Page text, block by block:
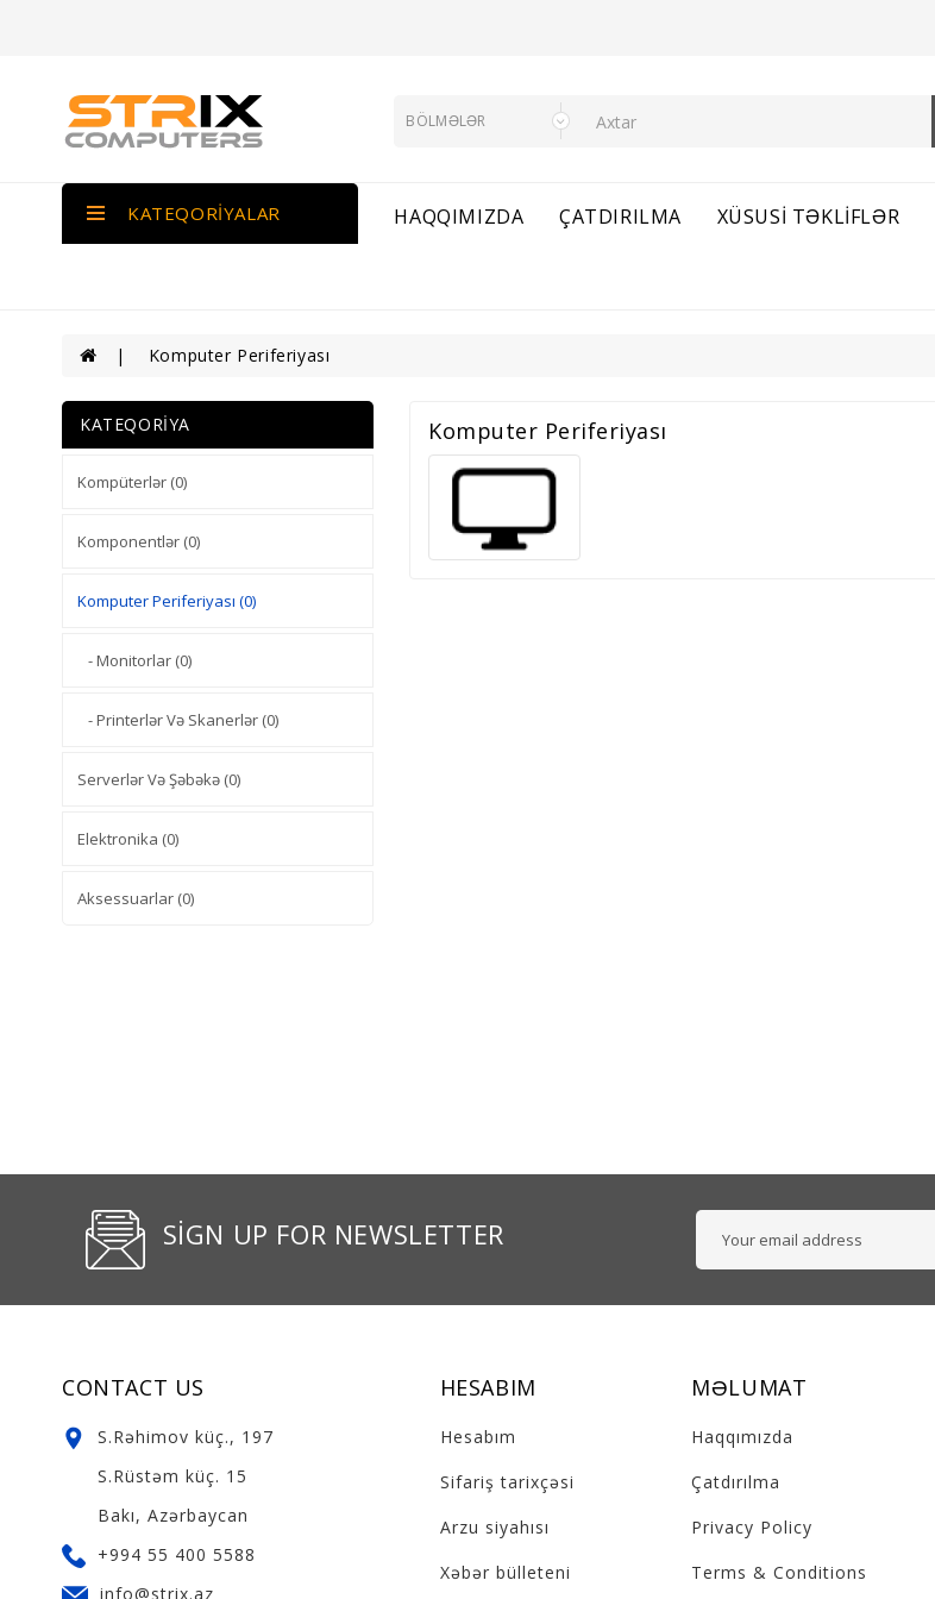
KATEQORIYALAR HAQQIMIZDA ÇATDIRILMA XÜSUSI TƏKLIFLƏR
Komputer Periferiyası
KATEQORIYA
Kompüterlər (0)
Komponentlər (0)
Komputer Periferiyası (0)
- Monitorlar (0)
- Printerlər Və Skanerlər (0)
Serverlər Və Şəbəkə (0)
Elektronika (0)
Aksessuarlar (0)
Komputer Periferiyası
SIGN UP FOR NEWSLETTER
CONTACT US
S.Rəhimov küç., 197
S.Rüstəm küç. 15
Bakı, Azərbaycan
+994 55 400 5588
info@strix.az
HESABIM
Hesabım
Sifariş tarixçəsi
Arzu siyahısı
Xəbər bülleteni
MƏLUMAT
Haqqımızda
Çatdırılma
Privacy Policy
Terms & Conditions